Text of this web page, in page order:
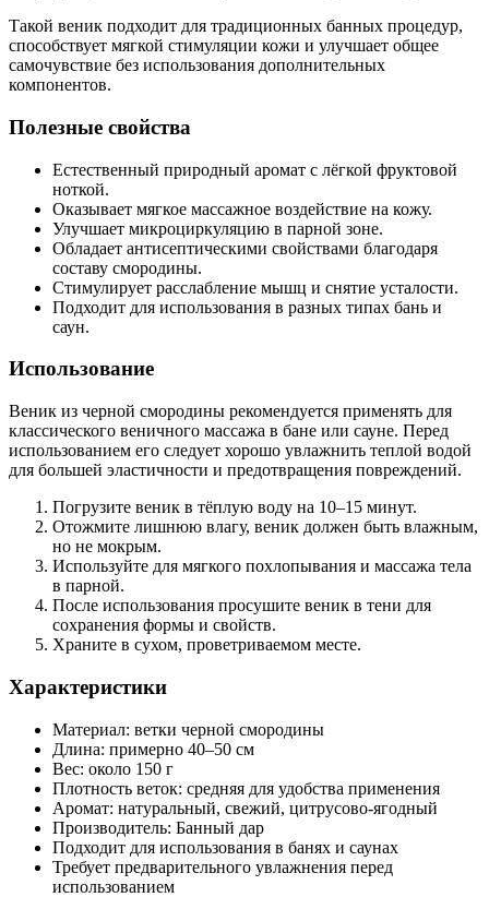
Такой веник подходит для традиционных банных процедур,
способствует мягкой стимуляции кожи и улучшает общее
самочувствие без использования дополнительных
компонентов.
Полезные свойства
Естественный природный аромат с лёгкой фруктовой
ноткой.
Оказывает мягкое массажное воздействие на кожу.
Улучшает микроциркуляцию в парной зоне.
Обладает антисептическими свойствами благодаря
составу смородины.
Стимулирует расслабление мышц и снятие усталости.
Подходит для использования в разных типах бань и
саун.
Использование
Веник из черной смородины рекомендуется применять для
классического веничного массажа в бане или сауне. Перед
использованием его следует хорошо увлажнить теплой водой
для большей эластичности и предотвращения повреждений.
Погрузите веник в тёплую воду на 10–15 минут.
Отожмите лишнюю влагу, веник должен быть влажным,
но не мокрым.
Используйте для мягкого похлопывания и массажа тела
в парной.
После использования просушите веник в тени для
сохранения формы и свойств.
Храните в сухом, проветриваемом месте.
Характеристики
Материал: ветки черной смородины
Длина: примерно 40–50 см
Вес: около 150 г
Плотность веток: средняя для удобства применения
Аромат: натуральный, свежий, цитрусово-ягодный
Производитель: Банный дар
Подходит для использования в банях и саунах
Требует предварительного увлажнения перед
использованием